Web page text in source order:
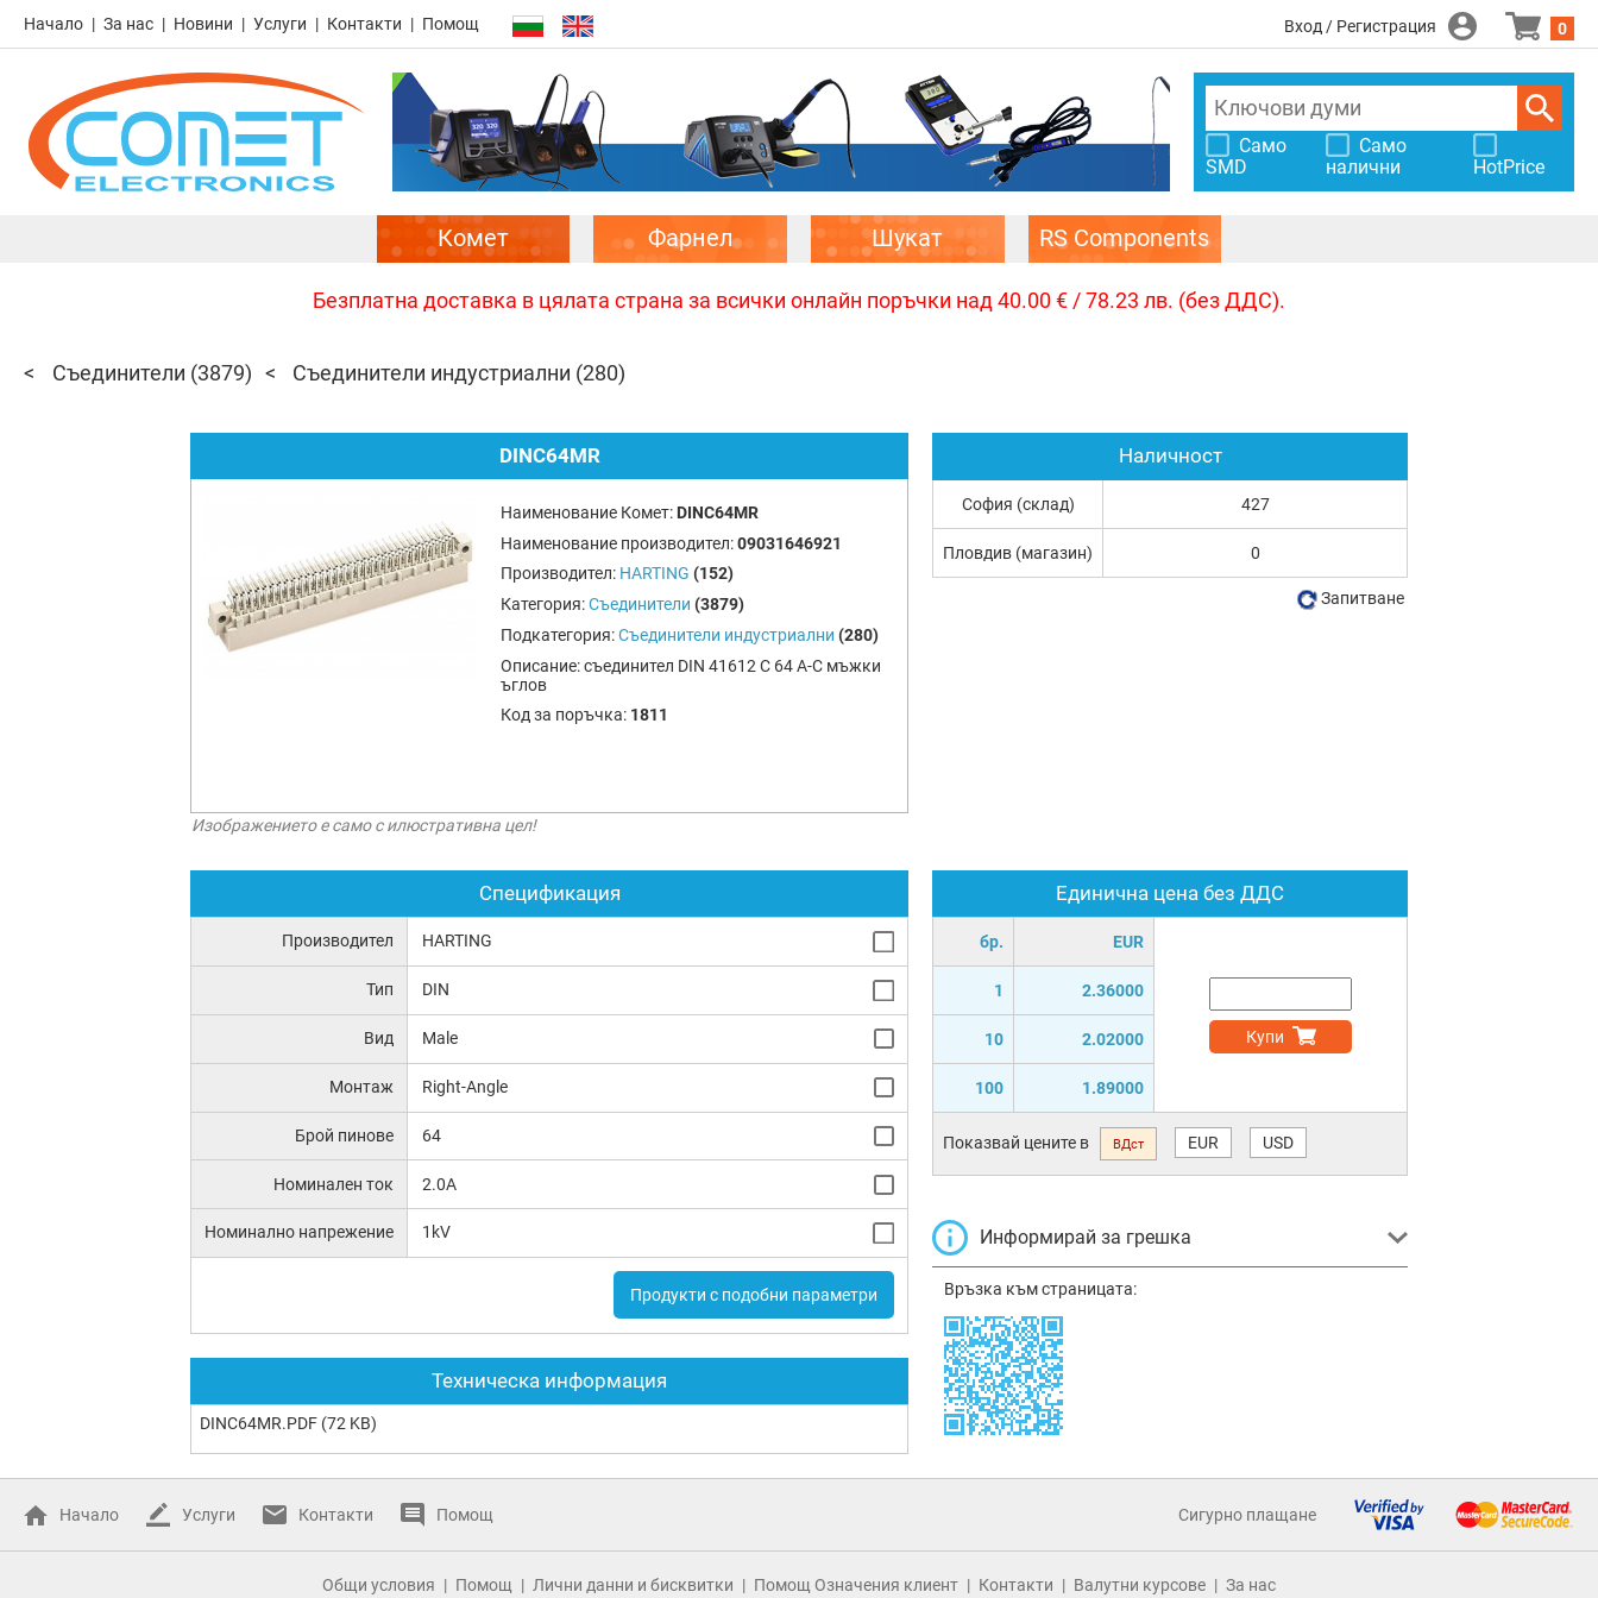
Начало За нас Новини Услуги Контакти Помощ Вход / Регистрация 0
Само
SMD
Само
налични
HotPrice
Комет Фарнел Шукат RS Components
Безплатна доставка в цялата страна за всички онлайн поръчки над 40.00 € / 78.23 лв. (без ДДС).
Съединители (3879) Съединители индустриални (280)
DINC64MR
Наименование Комет: DINC64MR
Наименование производител:09031646921
Производител: HARTING (152)
Категория:Съединители (3879)
Подкатегория:Съединители индустриални (280)
Описание:съединител DIN 41612 C 64 A-C мъжки
ъглов
Код за поръчка: 1811
Изображението е само с илюстративна цел!
Спецификация
Производител HARTING
Тип DIN
Вид Male
Монтаж Right-Angle
Брой пинове 64
Номинален ток 2.0A
Номинално напрежение 1kV
Продукти с подобни параметри
Техническа информация
DINC64MR.PDF (72 KB)
Единична цена без ДДС
бр. EUR
1 2.36000
10 2.02000
100 1.89000
Купи
Показвай цените в ВДст EUR USD
Информирай за грешка
Връзка към страницата:
Наличност
София (склад) 427
Пловдив (магазин) 0
Запитване
Начало Услуги Контакти Помощ Сигурно плащане
Общи условия Помощ Лични данни и бисквитки Помощ Означения клиент Контакти Валутни курсове За нас